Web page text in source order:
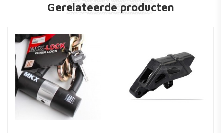
Gerelateerde producten